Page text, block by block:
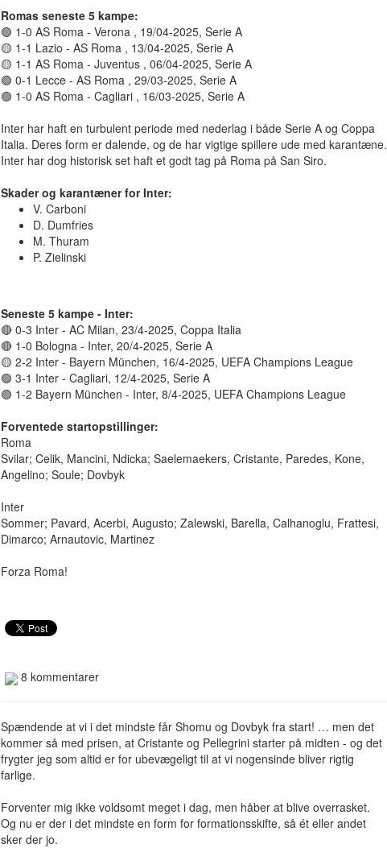
Romas seneste 5 kampe:
🟢 1-0 AS Roma - Verona , 19/04-2025, Serie A
🟡 1-1 Lazio - AS Roma , 13/04-2025, Serie A
🟡 1-1 AS Roma - Juventus , 06/04-2025, Serie A
🟢 0-1 Lecce - AS Roma , 29/03-2025, Serie A
🟢 1-0 AS Roma - Cagliari , 16/03-2025, Serie A
Inter har haft en turbulent periode med nederlag i både Serie A og Coppa
Italia. Deres form er dalende, og de har vigtige spillere ude med karantæne.
Inter har dog historisk set haft et godt tag på Roma på San Siro.
Skader og karantæner for Inter:
V. Carboni
D. Dumfries
M. Thuram
P. Zielinski
Seneste 5 kampe - Inter:
🔴 0-3 Inter - AC Milan, 23/4-2025, Coppa Italia
🔴 1-0 Bologna - Inter, 20/4-2025, Serie A
🟡 2-2 Inter - Bayern München, 16/4-2025, UEFA Champions League
🟢 3-1 Inter - Cagliari, 12/4-2025, Serie A
🟢 1-2 Bayern München - Inter, 8/4-2025, UEFA Champions League
Forventede startopstillinger:
Roma
Svilar; Celik, Mancini, Ndicka; Saelemaekers, Cristante, Paredes, Kone,
Angelino; Soule; Dovbyk
Inter
Sommer; Pavard, Acerbi, Augusto; Zalewski, Barella, Calhanoglu, Frattesi,
Dimarco; Arnautovic, Martinez
Forza Roma!
8 kommentarer
Spændende at vi i det mindste får Shomu og Dovbyk fra start! … men det
kommer så med prisen, at Cristante og Pellegrini starter på midten - og det
frygter jeg som altid er for ubevægeligt til at vi nogensinde bliver rigtig
farlige.
Forventer mig ikke voldsomt meget i dag, men håber at blive overrasket.
Og nu er der i det mindste en form for formationsskifte, så ét eller andet
sker der jo.